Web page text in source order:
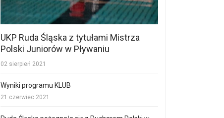
UKP Ruda Śląska z tytułami Mistrza
Polski Juniorów w Pływaniu
02 sierpień 2021
Wyniki programu KLUB
21 czerwiec 2021